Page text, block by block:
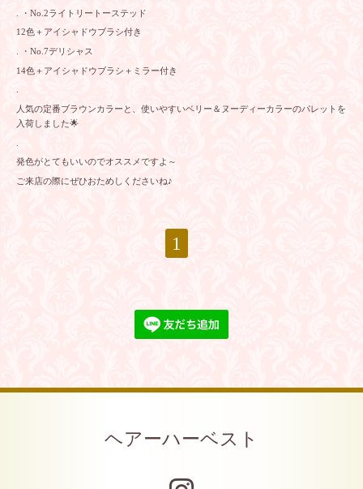
. ・No.2ライトリートーステッド
12色＋アイシャドウブラシ付き
. ・No.7デリシャス
14色＋アイシャドウブラシ＋ミラー付き
人気の定番ブラウンカラーと、使いやすいベリー＆ヌーディーカラーのパレットを
入荷しました🌟
発色がとてもいいのでオススメですよ～
ご来店の際にぜひおためしくださいね♪
1
ヘアーハーベスト